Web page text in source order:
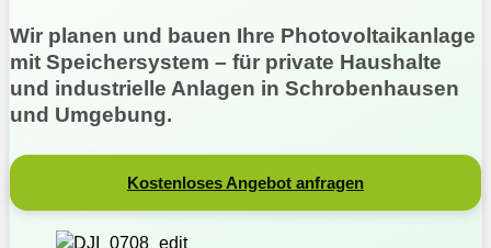
Wir planen und bauen Ihre Photovoltaikanlage
mit Speichersystem – für private Haushalte
und industrielle Anlagen in Schrobenhausen
und Umgebung.
Kostenloses Angebot anfragen